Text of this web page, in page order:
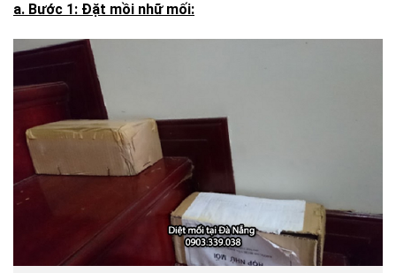
a. Bước 1: Đặt mồi nhữ mối: